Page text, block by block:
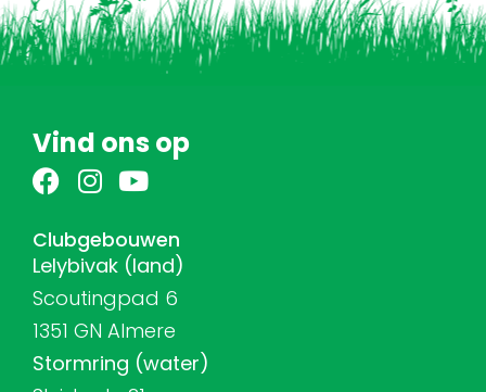
Vind ons op
Clubgebouwen
Lelybivak (land)
Scoutingpad 6
1351 GN Almere
Stormring (water)